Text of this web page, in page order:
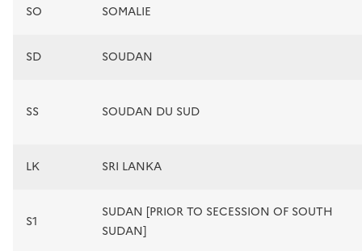
SO SOMALIE
SD SOUDAN
SS SOUDAN DU SUD
LK SRI LANKA
S1
SUDAN [PRIOR TO SECESSION OF SOUTH
SUDAN]